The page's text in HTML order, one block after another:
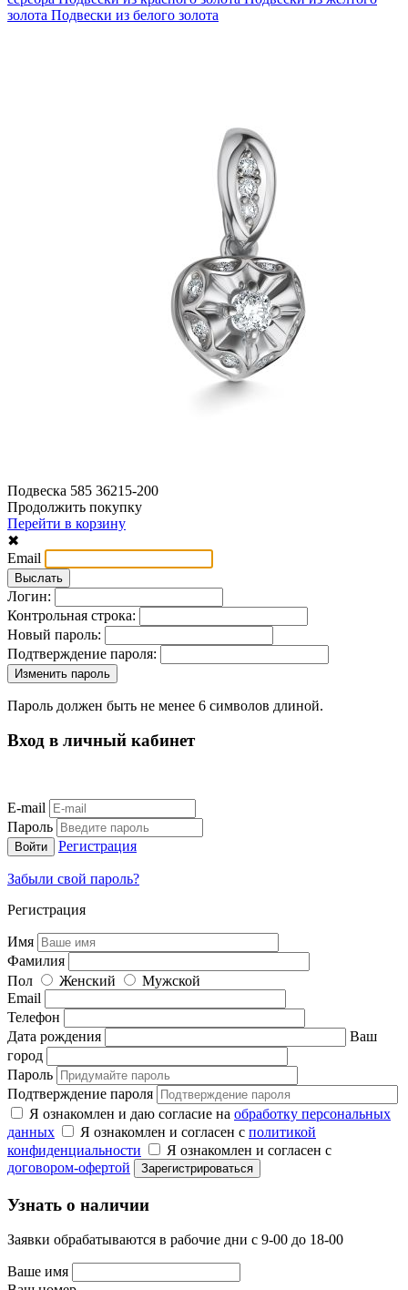
золота Подвески из белого золота
Подвеска 585 36215-200
Продолжить покупку
Перейти в корзину
✖
Email
Логин:
Контрольная строка:
Новый пароль:
Подтверждение пароля:
Пароль должен быть не менее 6 символов длиной.
Вход в личный кабинет
E-mail
Пароль
Регистрация
Забыли свой пароль?
Регистрация
Имя
Фамилия
Пол
Женский
Мужской
Email
Телефон
Дата рождения
Ваш
город
Пароль
Подтверждение пароля
Я ознакомлен и даю согласие на обработку персональных
данных
Я ознакомлен и согласен с политикой
конфиденциальности
Я ознакомлен и согласен с
договором-офертой
Узнать о наличии
Заявки обрабатываются в рабочие дни с 9-00 до 18-00
Ваше имя